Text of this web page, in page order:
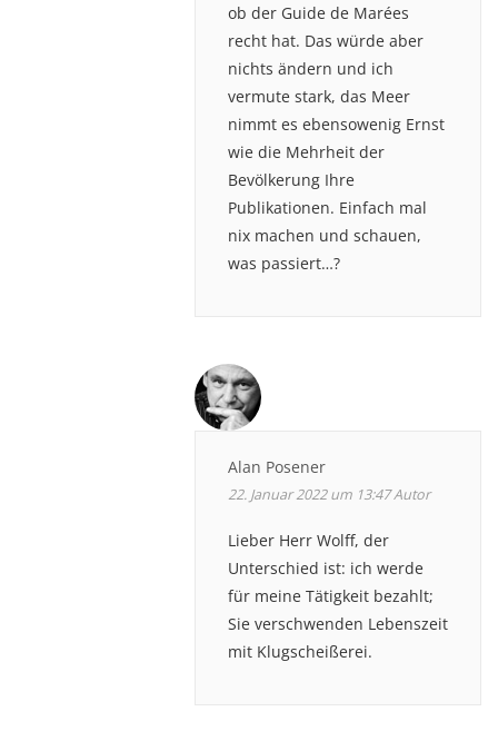
ob der Guide de Marées
recht hat. Das würde aber
nichts ändern und ich
vermute stark, das Meer
nimmt es ebensowenig Ernst
wie die Mehrheit der
Bevölkerung Ihre
Publikationen. Einfach mal
nix machen und schauen,
was passiert…?
Alan Posener
22. Januar 2022 um 13:47Autor
Lieber Herr Wolff, der
Unterschied ist: ich werde
für meine Tätigkeit bezahlt;
Sie verschwenden Lebenszeit
mit Klugscheißerei.